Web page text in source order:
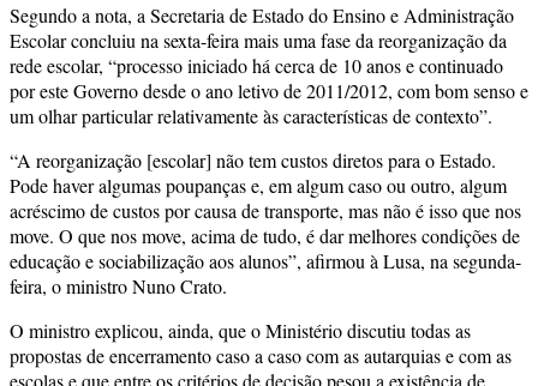
Segundo a nota, a Secretaria de Estado do Ensino e Administração
Escolar concluiu na sexta-feira mais uma fase da reorganização da
rede escolar, “processo iniciado há cerca de 10 anos e continuado
por este Governo desde o ano letivo de 2011/2012, com bom senso e
um olhar particular relativamente às características de contexto”.
“A reorganização [escolar] não tem custos diretos para o Estado.
Pode haver algumas poupanças e, em algum caso ou outro, algum
acréscimo de custos por causa de transporte, mas não é isso que nos
move. O que nos move, acima de tudo, é dar melhores condições de
educação e sociabilização aos alunos”, afirmou à Lusa, na segunda-
feira, o ministro Nuno Crato.
O ministro explicou, ainda, que o Ministério discutiu todas as
propostas de encerramento caso a caso com as autarquias e com as
escolas e que entre os critérios de decisão pesou a existência de